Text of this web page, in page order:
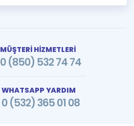
MÜŞTERİ HİZMETLERİ
0 (850) 532 74 74
WHATSAPP YARDIM
0 (532) 365 01 08